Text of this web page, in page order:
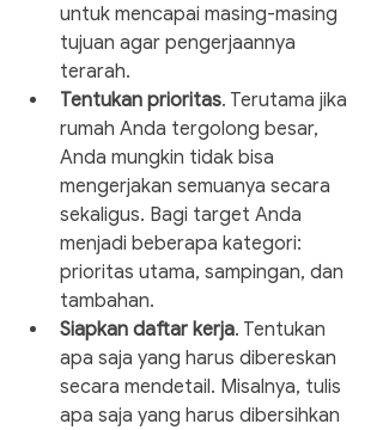
untuk mencapai masing-masing
tujuan agar pengerjaannya
terarah.
Tentukan prioritas. Terutama jika
rumah Anda tergolong besar,
Anda mungkin tidak bisa
mengerjakan semuanya secara
sekaligus. Bagi target Anda
menjadi beberapa kategori:
prioritas utama, sampingan, dan
tambahan.
Siapkan daftar kerja. Tentukan
apa saja yang harus dibereskan
secara mendetail. Misalnya, tulis
apa saja yang harus dibersihkan